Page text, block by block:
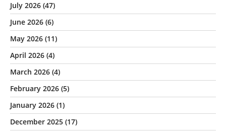
July 2026 (47)
June 2026 (6)
May 2026 (11)
April 2026 (4)
March 2026 (4)
February 2026 (5)
January 2026 (1)
December 2025 (17)